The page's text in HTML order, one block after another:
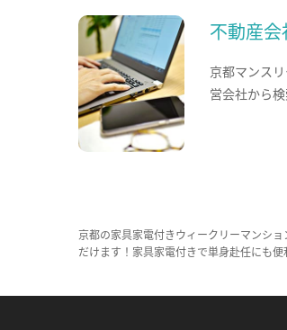
不動産
京都マンス
営会社から
京都の家具家電付きウィークリーマンシ
だけます！家具家電付きで単身赴任にも便